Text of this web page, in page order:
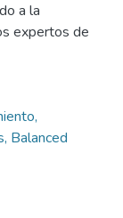
a la
expertos de
Balanced